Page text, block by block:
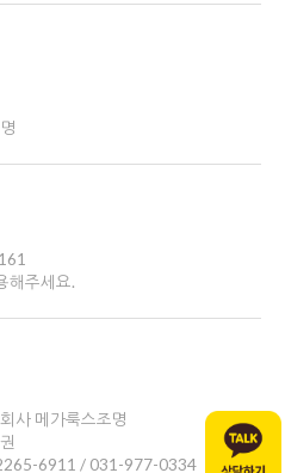
해주세요.
사 메가룩스조명
6911 / 031-977-0334